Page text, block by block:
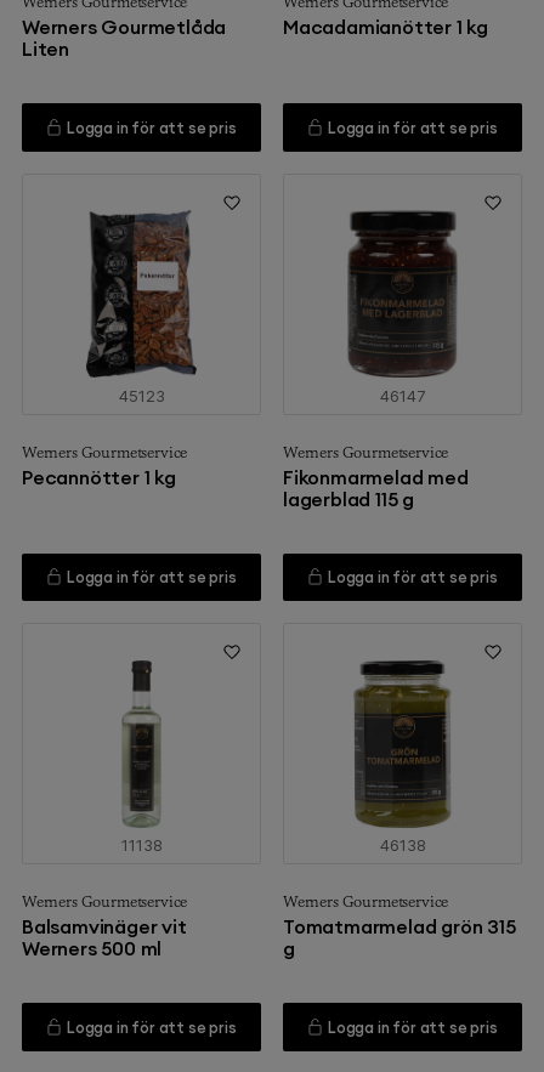
Werners Gourmetlåda
Liten
Logga in för att se pris
Macadamianötter 1 kg
Logga in för att se pris
45123
Werners Gourmetservice
Pecannötter 1 kg
Logga in för att se pris
46147
Werners Gourmetservice
Fikonmarmelad med
lagerblad 115 g
Logga in för att se pris
11138
Werners Gourmetservice
Balsamvinäger vit
Werners 500 ml
Logga in för att se pris
46138
Werners Gourmetservice
Tomatmarmelad grön 315
g
Logga in för att se pris